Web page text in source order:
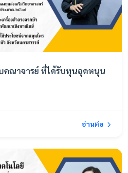
คณาจารย์ ที่ได้รับทุนอุดหนุน
อ่านต่อ